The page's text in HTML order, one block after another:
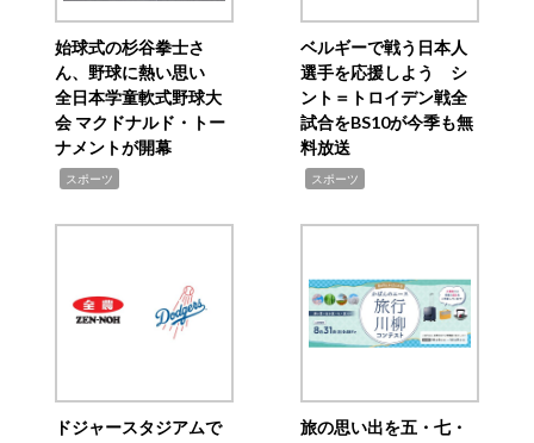
始球式の杉谷拳士さ
ん、野球に熱い思い
全日本学童軟式野球大
会 マクドナルド・トー
ナメントが開幕
スポーツ
ベルギーで戦う日本人
選手を応援しよう シ
ント＝トロイデン戦全
試合をBS10が今季も無
料放送
スポーツ
ドジャースタジアムで
旅の思い出を五・七・